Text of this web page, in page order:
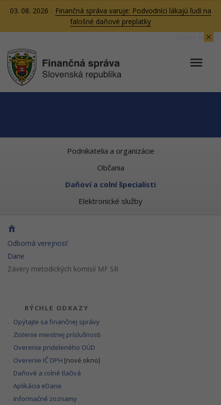
03. 08. 2026
Finančná správa varuje: Podvodníci lákajú ľudí na
falošné daňové preplatky
Server BB07
Podnikatelia a organizácie
Občania
Daňoví a colní špecialisti
Elektronické služby
Odborná verejnosť
Dane
Závery metodických komisií MF SR
RÝCHLE ODKAZY
Opýtajte sa finančnej správy
Zistenie miestnej príslušnosti
Overenie prideleného OÚD
Overenie IČ DPH [nové okno]
Daňové a colné tlačivá
Aplikácia eDane
Informačné zoznamy